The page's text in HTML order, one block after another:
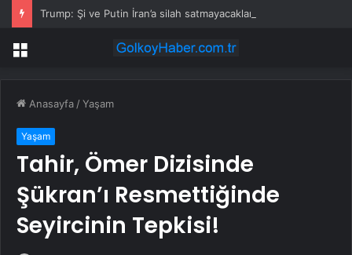
Trump: Şi ve Putin İran’a silah satmayacaklarını söyledi
Menü
Anasayfa /Yaşam
Yaşam
Tahir, Ömer Dizisinde
Şükran’ı Resmettiğinde
Seyircinin Tepkisi!